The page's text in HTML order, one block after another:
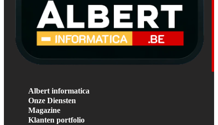
Albert informatica
Onze Diensten
Magazine
Klanten portfolio